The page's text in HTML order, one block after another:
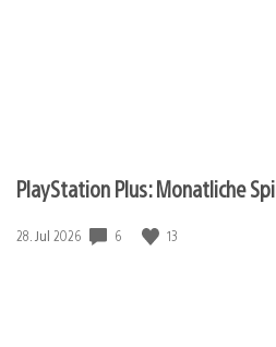
PlayStation Plus: Monatliche
Veröffentlichungsdatum:
28. Jul 2026 6 13